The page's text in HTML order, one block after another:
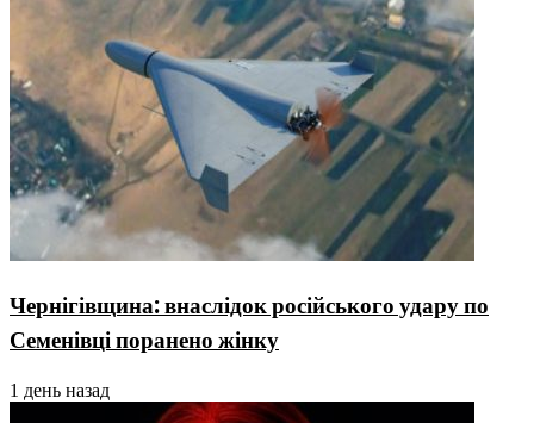
Чернігівщина: внаслідок російського удару по
Семенівці поранено жінку
1 день назад